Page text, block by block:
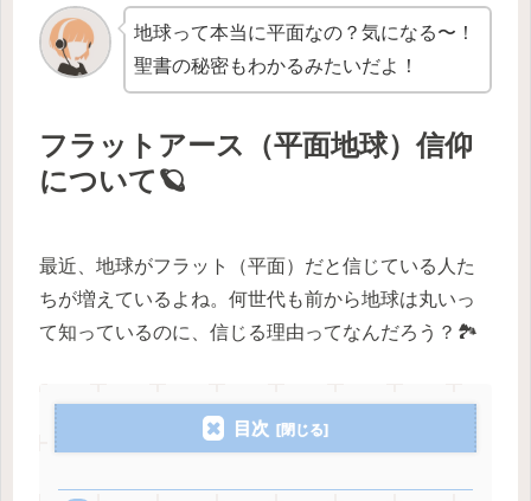
地球って本当に平面なの？気になる〜！
聖書の秘密もわかるみたいだよ！
フラットアース（平面地球）信仰
について🪐
最近、地球がフラット（平面）だと信じている人た
ちが増えているよね。何世代も前から地球は丸いっ
て知っているのに、信じる理由ってなんだろう？🏞️
目次